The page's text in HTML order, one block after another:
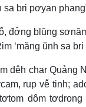
sa bri pơyan
đơ̆ng blŭng
‘măng ŭnh sa
dêh char Quảng
rup vê̆ tinh;
dôm